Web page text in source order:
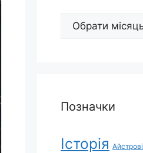
Архіви
Позначки
Історія Айстрові